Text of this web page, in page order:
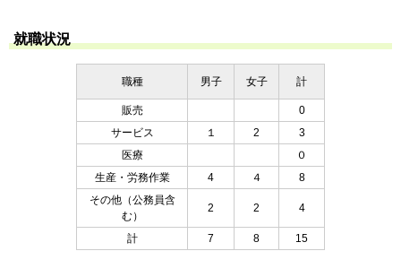
就職状況
職種 男子 女子 計
販売
0
サービス
１ 2
3
医療
０
生産・労務作業
4 ４
8
その他（公務員含
む）
2 2 4
計 7 8 15